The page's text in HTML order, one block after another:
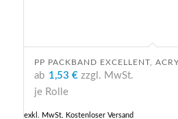
PP PACKBAND EXCELLENT,
ab 1,53 €zzgl. MwSt.
je Rolle
exkl. MwSt. Kostenloser Versand